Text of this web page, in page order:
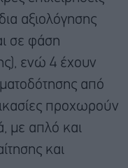
αξιολόγησης
σε φάση
ενώ 4 έχουν
από
προχωρούν
με απλό και
και